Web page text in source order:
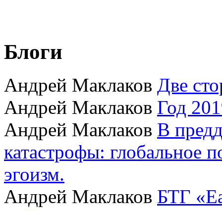
Блоги
Андрей Маклаков Две
Андрей Маклаков Год
Андрей Маклаков В
катастрофы: глобальное
эгоизм.
Андрей Маклаков БТГ